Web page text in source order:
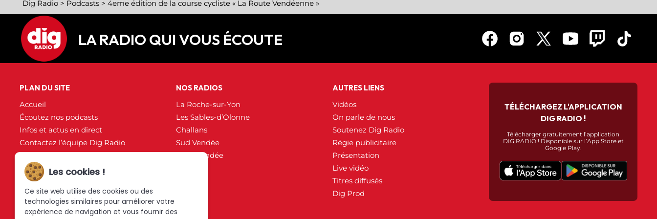
Dig Radio > Podcasts > 4eme édition de la course cycliste « La Route Vendéenne »
LA RADIO QUI VOUS ÉCOUTE
PLAN DU SITE
Accueil
Écoutez nos podcasts
Infos et actus en direct
Contactez l’équipe Dig Radio
Partenaires
Plan du site
Mentions légales
Politique de confidentialité
NOS RADIOS
La Roche-sur-Yon
Les Sables-d’Olonne
Challans
Sud Vendée
Nord Vendée
AUTRES LIENS
Vidéos
On parle de nous
Soutenez Dig Radio
Régie publicitaire
Présentation
Live vidéo
Titres diffusés
Dig Prod
TÉLÉCHARGEZ L'APPLICATION
DIG RADIO !
Télécharger gratuitement l’application
DIG RADIO ! Disponible sur l’App Store et
Google Play.
Les cookies !
Ce site web utilise des cookies ou des
technologies similaires pour améliorer votre
expérience de navigation et vous fournir des